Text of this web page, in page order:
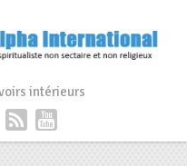
intérieurs